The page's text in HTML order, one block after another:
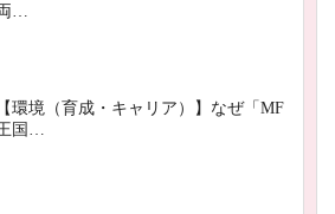
…
【環境（育成・キャリア）】なぜ「MF
国…